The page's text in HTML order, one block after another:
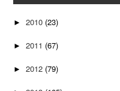
► 2010 (23)
► 2011 (67)
► 2012 (79)